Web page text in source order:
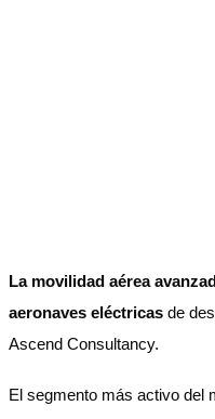
La movilidad aérea
aeronaves eléctricas de
Ascend Consultancy.
El segmento más activo del